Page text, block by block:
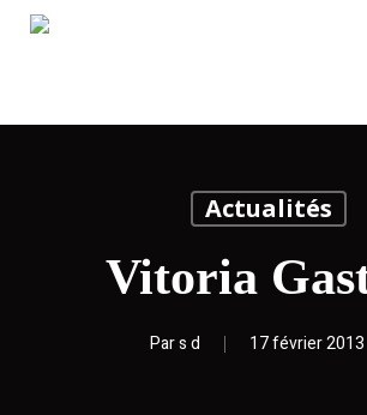
Skip
Actualités
Vitoria
Pars d 17 février 2013